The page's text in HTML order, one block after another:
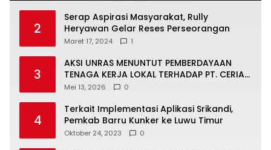
2
Serap Aspirasi Masyarakat, Rully
Heryawan Gelar Reses Perseorangan
Maret 17, 2024 1
3
AKSI UNRAS MENUNTUT PEMBERDAYAAN
TENAGA KERJA LOKAL TERHADAP PT. CERIA
NUGRAHA LESTARI
Mei 13, 2026 0
4
Terkait Implementasi Aplikasi Srikandi,
Pemkab Barru Kunker ke Luwu Timur
Oktober 24, 2023 0